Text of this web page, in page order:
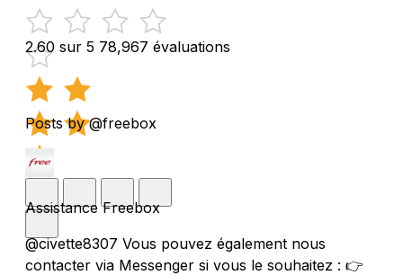
2.60 sur 5 78,967 évaluations
Posts by @freebox
Assistance Freebox
@civette8307 Vous pouvez également nous
contacter via Messenger si vous le souhaitez : 👉